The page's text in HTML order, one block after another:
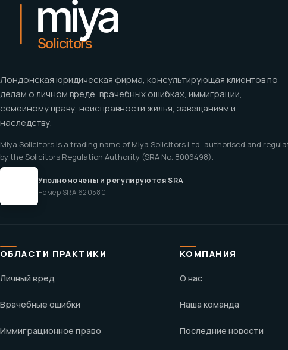
Лондонская юридическая фирма, консультирующая клиентов по
делам о личном вреде, врачебных ошибках, иммиграции,
семейному праву, неисправности жилья, завещаниям и
наследству.
Miya Solicitors is a trading name of Miya Solicitors Ltd, authorised and
by the Solicitors Regulation Authority (SRA No. 8006498).
Уполномочены и регулируются SRA
Номер SRA 620580
ОБЛАСТИ ПРАКТИКИ
Личный вред
Врачебные ошибки
Иммиграционное право
КОМПАНИЯ
О нас
Наша команда
Последние новости